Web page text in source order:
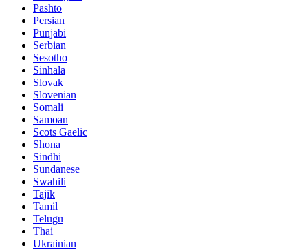
Pashto
Persian
Punjabi
Serbian
Sesotho
Sinhala
Slovak
Slovenian
Somali
Samoan
Scots Gaelic
Shona
Sindhi
Sundanese
Swahili
Tajik
Tamil
Telugu
Thai
Ukrainian